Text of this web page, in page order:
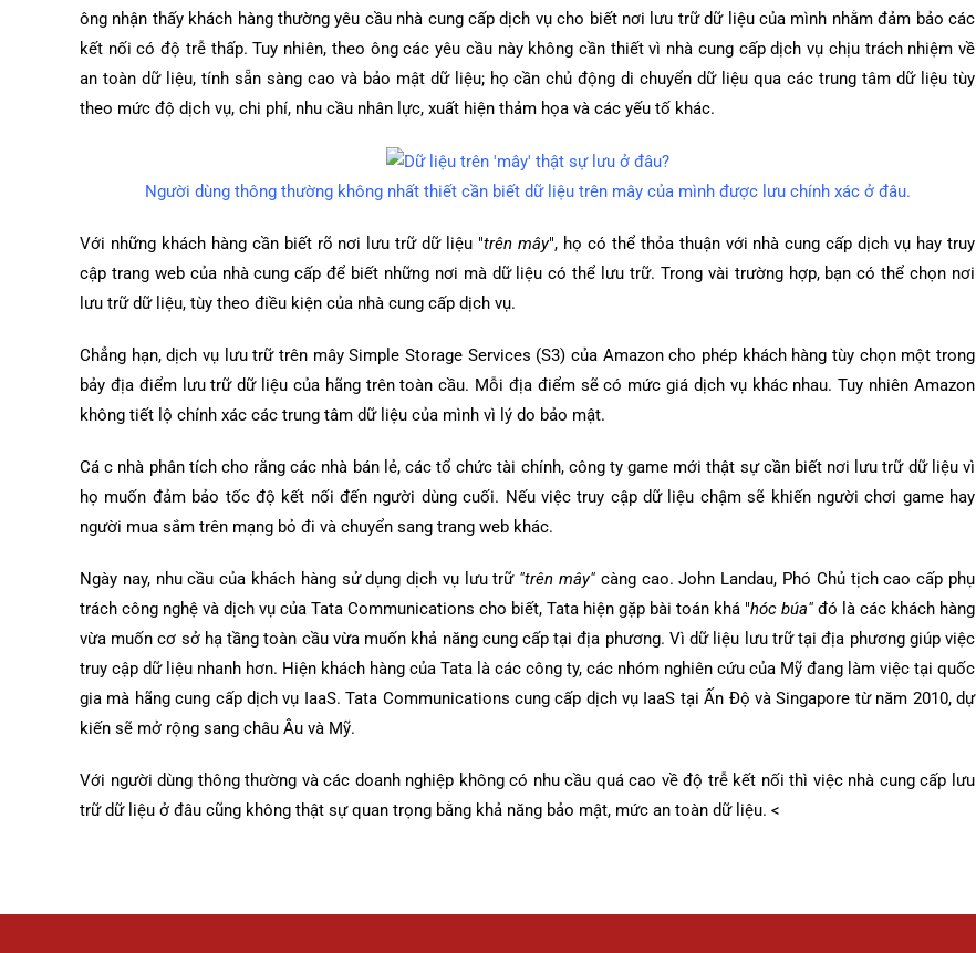
ông nhận thấy khách hàng thường yêu cầu nhà cung cấp dịch vụ cho biết nơi lưu trữ dữ liệu của mình nhằm đảm bảo các
kết nối có độ trễ thấp. Tuy nhiên, theo ông các yêu cầu này không cần thiết vì nhà cung cấp dịch vụ chịu trách nhiệm về
an toàn dữ liệu, tính sẵn sàng cao và bảo mật dữ liệu; họ cần chủ động di chuyển dữ liệu qua các trung tâm dữ liệu tùy
theo mức độ dịch vụ, chi phí, nhu cầu nhân lực, xuất hiện thảm họa và các yếu tố khác.
Người dùng thông thường không nhất thiết cần biết dữ liệu trên mây của mình được lưu chính xác ở đâu.
Với những khách hàng cần biết rõ nơi lưu trữ dữ liệu "trên mây", họ có thể thỏa thuận với nhà cung cấp dịch vụ hay truy
cập trang web của nhà cung cấp để biết những nơi mà dữ liệu có thể lưu trữ. Trong vài trường hợp, bạn có thể chọn nơi
lưu trữ dữ liệu, tùy theo điều kiện của nhà cung cấp dịch vụ.
Chẳng hạn, dịch vụ lưu trữ trên mây Simple Storage Services (S3) của Amazon cho phép khách hàng tùy chọn một trong
bảy địa điểm lưu trữ dữ liệu của hãng trên toàn cầu. Mỗi địa điểm sẽ có mức giá dịch vụ khác nhau. Tuy nhiên Amazon
không tiết lộ chính xác các trung tâm dữ liệu của mình vì lý do bảo mật.
Cá c nhà phân tích cho rằng các nhà bán lẻ, các tổ chức tài chính, công ty game mới thật sự cần biết nơi lưu trữ dữ liệu vì
họ muốn đảm bảo tốc độ kết nối đến người dùng cuối. Nếu việc truy cập dữ liệu chậm sẽ khiến người chơi game hay
người mua sắm trên mạng bỏ đi và chuyển sang trang web khác.
Ngày nay, nhu cầu của khách hàng sử dụng dịch vụ lưu trữ "trên mây" càng cao. John Landau, Phó Chủ tịch cao cấp phụ
trách công nghệ và dịch vụ của Tata Communications cho biết, Tata hiện gặp bài toán khá "hóc búa" đó là các khách hàng
vừa muốn cơ sở hạ tầng toàn cầu vừa muốn khả năng cung cấp tại địa phương. Vì dữ liệu lưu trữ tại địa phương giúp việc
truy cập dữ liệu nhanh hơn. Hiện khách hàng của Tata là các công ty, các nhóm nghiên cứu của Mỹ đang làm việc tại quốc
gia mà hãng cung cấp dịch vụ IaaS. Tata Communications cung cấp dịch vụ IaaS tại Ấn Độ và Singapore từ năm 2010, dự
kiến sẽ mở rộng sang châu Âu và Mỹ.
Với người dùng thông thường và các doanh nghiệp không có nhu cầu quá cao về độ trễ kết nối thì việc nhà cung cấp lưu
trữ dữ liệu ở đâu cũng không thật sự quan trọng bằng khả năng bảo mật, mức an toàn dữ liệu. <